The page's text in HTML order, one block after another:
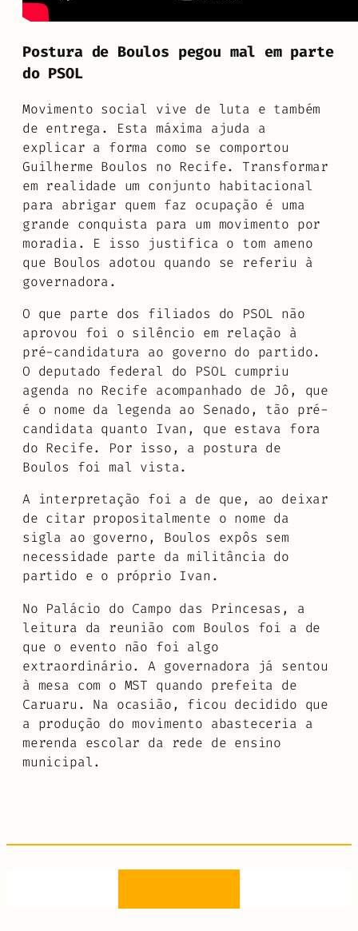
Postura de Boulos pegou mal em parte
do PSOL
Movimento social vive de luta e também
de entrega. Esta máxima ajuda a
explicar a forma como se comportou
Guilherme Boulos no Recife. Transformar
em realidade um conjunto habitacional
para abrigar quem faz ocupação é uma
grande conquista para um movimento por
moradia. E isso justifica o tom ameno
que Boulos adotou quando se referiu à
governadora.
O que parte dos filiados do PSOL não
aprovou foi o silêncio em relação à
pré-candidatura ao governo do partido.
O deputado federal do PSOL cumpriu
agenda no Recife acompanhado de Jô, que
é o nome da legenda ao Senado, tão pré-
candidata quanto Ivan, que estava fora
do Recife. Por isso, a postura de
Boulos foi mal vista.
A interpretação foi a de que, ao deixar
de citar propositalmente o nome da
sigla ao governo, Boulos expôs sem
necessidade parte da militância do
partido e o próprio Ivan.
No Palácio do Campo das Princesas, a
leitura da reunião com Boulos foi a de
que o evento não foi algo
extraordinário. A governadora já sentou
à mesa com o MST quando prefeita de
Caruaru. Na ocasião, ficou decidido que
a produção do movimento abasteceria a
merenda escolar da rede de ensino
municipal.